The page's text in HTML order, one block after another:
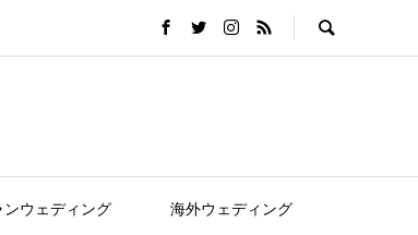
ンウェディング 海外ウェディング